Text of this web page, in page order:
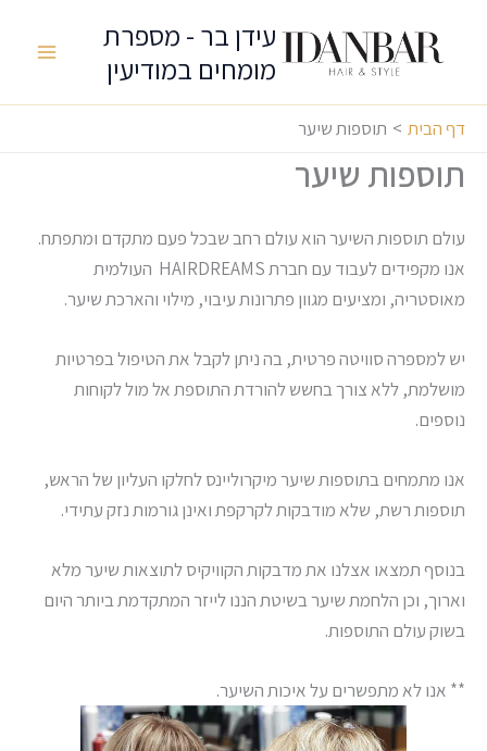
עידן בר - מספרת
מומחים במודיעין
דף הבית תוספות שיער
תוספות שיער
עולם תוספות השיער הוא עולם רחב שבכל פעם מתקדם ומתפתח.
אנו מקפידים לעבוד עם חברת HAIRDREAMS העולמית
מאוסטריה, ומציעים מגוון פתרונות עיבוי, מילוי והארכת שיער.
יש למספרה סוויטה פרטית, בה ניתן לקבל את הטיפול בפרטיות
מושלמת, ללא צורך בחשש להורדת התוספת אל מול לקוחות
נוספים.
אנו מתמחים בתוספות שיער מיקרוליינס לחלקו העליון של הראש,
תוספות רשת, שלא מודבקות לקרקפת ואינן גורמות נזק עתידי.
בנוסף תמצאו אצלנו את מדבקות הקוויקיס לתוצאות שיער מלא
וארוך, וכן הלחמת שיער בשיטת הננו לייזר המתקדמת ביותר היום
בשוק עולם התוספות.
** אנו לא מתפשרים על איכות השיער.